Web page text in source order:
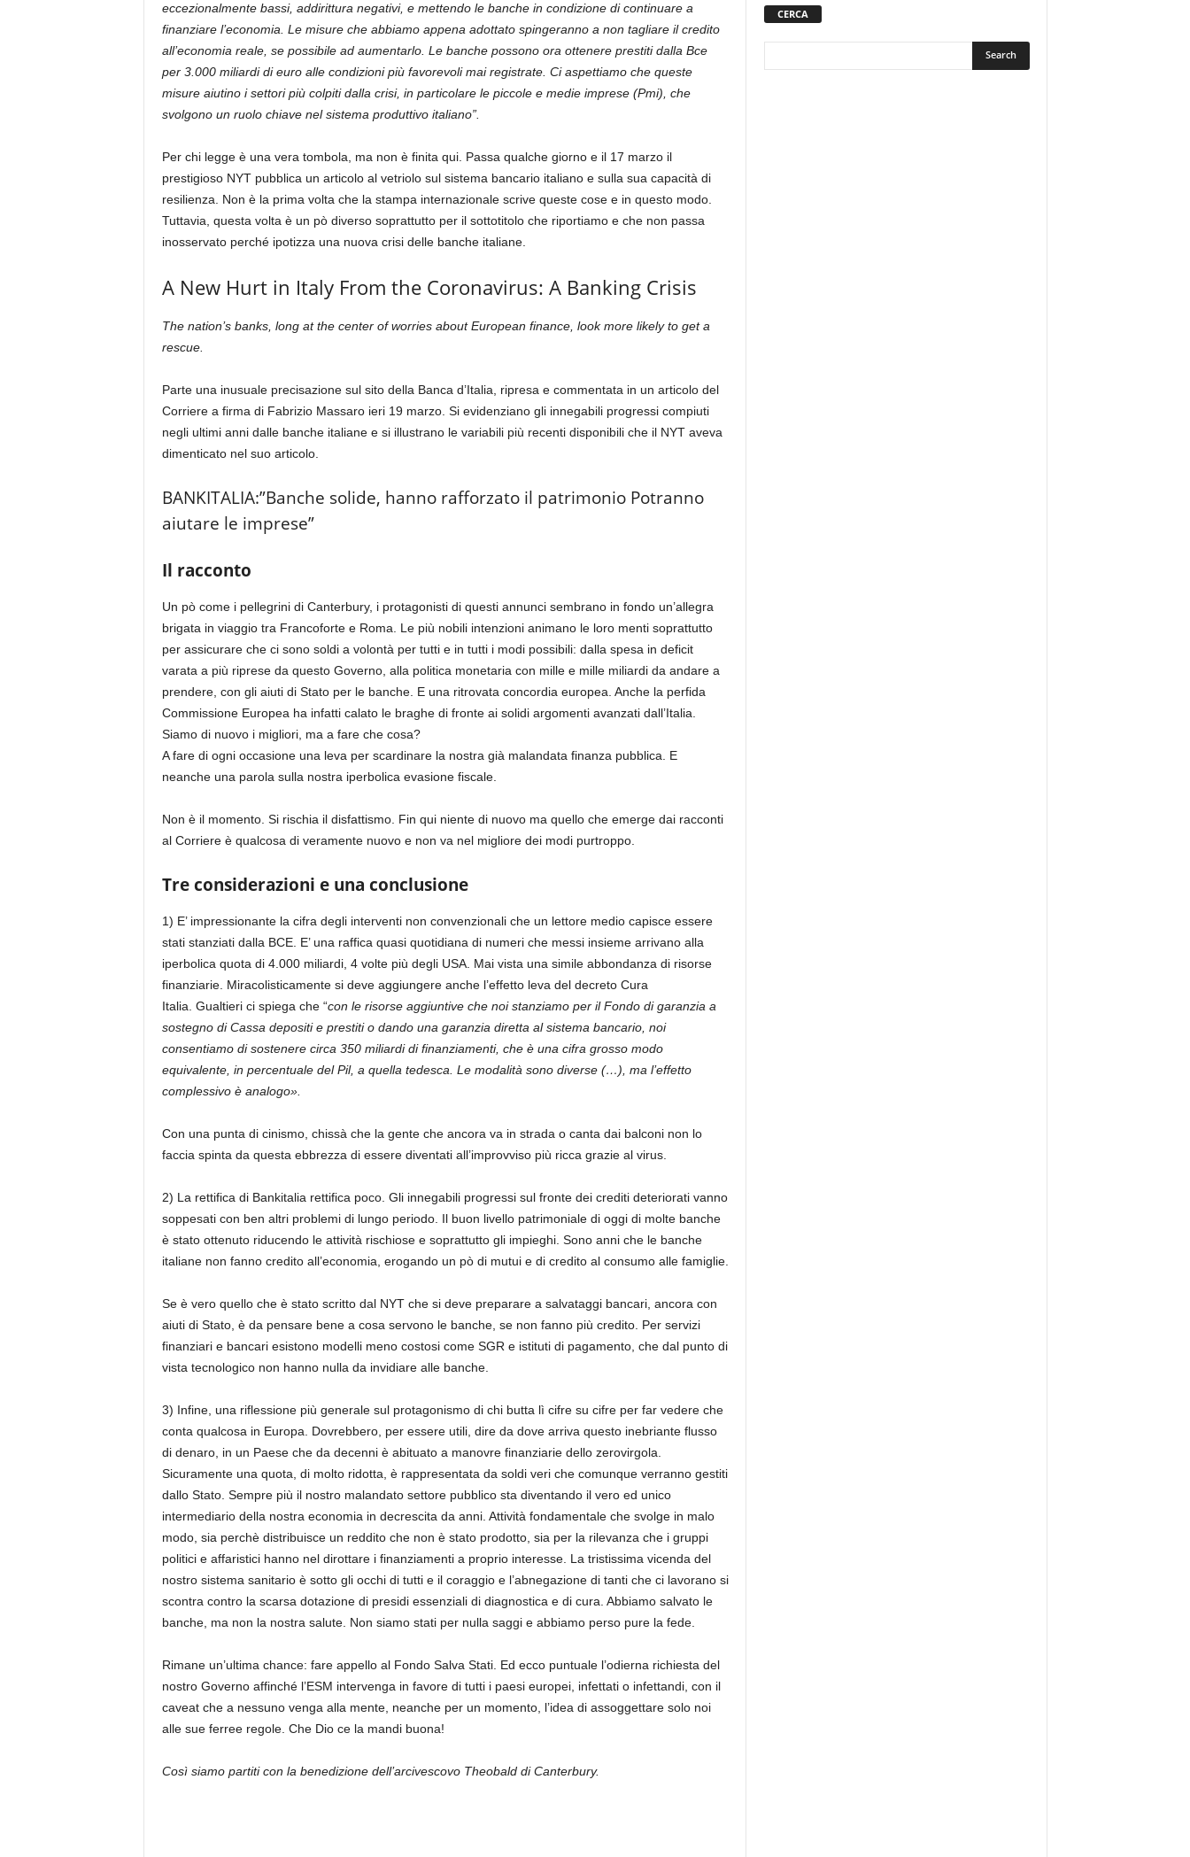
eccezionalmente bassi, addirittura negativi, e mettendo le banche in condizione di continuare a
finanziare l’economia. Le misure che abbiamo appena adottato spingeranno a non tagliare il credito
all’economia reale, se possibile ad aumentarlo. Le banche possono ora ottenere prestiti dalla Bce
per 3.000 miliardi di euro alle condizioni più favorevoli mai registrate. Ci aspettiamo che queste
misure aiutino i settori più colpiti dalla crisi, in particolare le piccole e medie imprese (Pmi), che
svolgono un ruolo chiave nel sistema produttivo italiano”.
Per chi legge è una vera tombola, ma non è finita qui. Passa qualche giorno e il 17 marzo il
prestigioso NYT pubblica un articolo al vetriolo sul sistema bancario italiano e sulla sua capacità di
resilienza. Non è la prima volta che la stampa internazionale scrive queste cose e in questo modo.
Tuttavia, questa volta è un pò diverso soprattutto per il sottotitolo che riportiamo e che non passa
inosservato perché ipotizza una nuova crisi delle banche italiane.
A New Hurt in Italy From the Coronavirus: A Banking Crisis
The nation’s banks, long at the center of worries about European finance, look more likely to get a
rescue.
Parte una inusuale precisazione sul sito della Banca d’Italia, ripresa e commentata in un articolo del
Corriere a firma di Fabrizio Massaro ieri 19 marzo. Si evidenziano gli innegabili progressi compiuti
negli ultimi anni dalle banche italiane e si illustrano le variabili più recenti disponibili che il NYT aveva
dimenticato nel suo articolo.
BANKITALIA:”Banche solide, hanno rafforzato il patrimonio Potranno
aiutare le imprese”
Il racconto
Un pò come i pellegrini di Canterbury, i protagonisti di questi annunci sembrano in fondo un’allegra
brigata in viaggio tra Francoforte e Roma. Le più nobili intenzioni animano le loro menti soprattutto
per assicurare che ci sono soldi a volontà per tutti e in tutti i modi possibili: dalla spesa in deficit
varata a più riprese da questo Governo, alla politica monetaria con mille e mille miliardi da andare a
prendere, con gli aiuti di Stato per le banche. E una ritrovata concordia europea. Anche la perfida
Commissione Europea ha infatti calato le braghe di fronte ai solidi argomenti avanzati dall’Italia.
Siamo di nuovo i migliori, ma a fare che cosa?
A fare di ogni occasione una leva per scardinare la nostra già malandata finanza pubblica. E
neanche una parola sulla nostra iperbolica evasione fiscale.
Non è il momento. Si rischia il disfattismo. Fin qui niente di nuovo ma quello che emerge dai racconti
al Corriere è qualcosa di veramente nuovo e non va nel migliore dei modi purtroppo.
Tre considerazioni e una conclusione
1) E’ impressionante la cifra degli interventi non convenzionali che un lettore medio capisce essere
stati stanziati dalla BCE. E’ una raffica quasi quotidiana di numeri che messi insieme arrivano alla
iperbolica quota di 4.000 miliardi, 4 volte più degli USA. Mai vista una simile abbondanza di risorse
finanziarie. Miracolisticamente si deve aggiungere anche l’effetto leva del decreto Cura
Italia. Gualtieri ci spiega che “con le risorse aggiuntive che noi stanziamo per il Fondo di garanzia a
sostegno di Cassa depositi e prestiti o dando una garanzia diretta al sistema bancario, noi
consentiamo di sostenere circa 350 miliardi di finanziamenti, che è una cifra grosso modo
equivalente, in percentuale del Pil, a quella tedesca. Le modalità sono diverse (…), ma l’effetto
complessivo è analogo».
Con una punta di cinismo, chissà che la gente che ancora va in strada o canta dai balconi non lo
faccia spinta da questa ebbrezza di essere diventati all’improvviso più ricca grazie al virus.
2) La rettifica di Bankitalia rettifica poco. Gli innegabili progressi sul fronte dei crediti deteriorati vanno
soppesati con ben altri problemi di lungo periodo. Il buon livello patrimoniale di oggi di molte banche
è stato ottenuto riducendo le attività rischiose e soprattutto gli impieghi. Sono anni che le banche
italiane non fanno credito all’economia, erogando un pò di mutui e di credito al consumo alle famiglie.
Se è vero quello che è stato scritto dal NYT che si deve preparare a salvataggi bancari, ancora con
aiuti di Stato, è da pensare bene a cosa servono le banche, se non fanno più credito. Per servizi
finanziari e bancari esistono modelli meno costosi come SGR e istituti di pagamento, che dal punto di
vista tecnologico non hanno nulla da invidiare alle banche.
3) Infine, una riflessione più generale sul protagonismo di chi butta lì cifre su cifre per far vedere che
conta qualcosa in Europa. Dovrebbero, per essere utili, dire da dove arriva questo inebriante flusso
di denaro, in un Paese che da decenni è abituato a manovre finanziarie dello zerovirgola.
Sicuramente una quota, di molto ridotta, è rappresentata da soldi veri che comunque verranno gestiti
dallo Stato. Sempre più il nostro malandato settore pubblico sta diventando il vero ed unico
intermediario della nostra economia in decrescita da anni. Attività fondamentale che svolge in malo
modo, sia perchè distribuisce un reddito che non è stato prodotto, sia per la rilevanza che i gruppi
politici e affaristici hanno nel dirottare i finanziamenti a proprio interesse. La tristissima vicenda del
nostro sistema sanitario è sotto gli occhi di tutti e il coraggio e l’abnegazione di tanti che ci lavorano si
scontra contro la scarsa dotazione di presidi essenziali di diagnostica e di cura. Abbiamo salvato le
banche, ma non la nostra salute. Non siamo stati per nulla saggi e abbiamo perso pure la fede.
Rimane un’ultima chance: fare appello al Fondo Salva Stati. Ed ecco puntuale l’odierna richiesta del
nostro Governo affinché l’ESM intervenga in favore di tutti i paesi europei, infettati o infettandi, con il
caveat che a nessuno venga alla mente, neanche per un momento, l’idea di assoggettare solo noi
alle sue ferree regole. Che Dio ce la mandi buona!
Così siamo partiti con la benedizione dell’arcivescovo Theobald di Canterbury.
CERCA